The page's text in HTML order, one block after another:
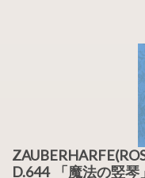
D.644 「魔法の竪